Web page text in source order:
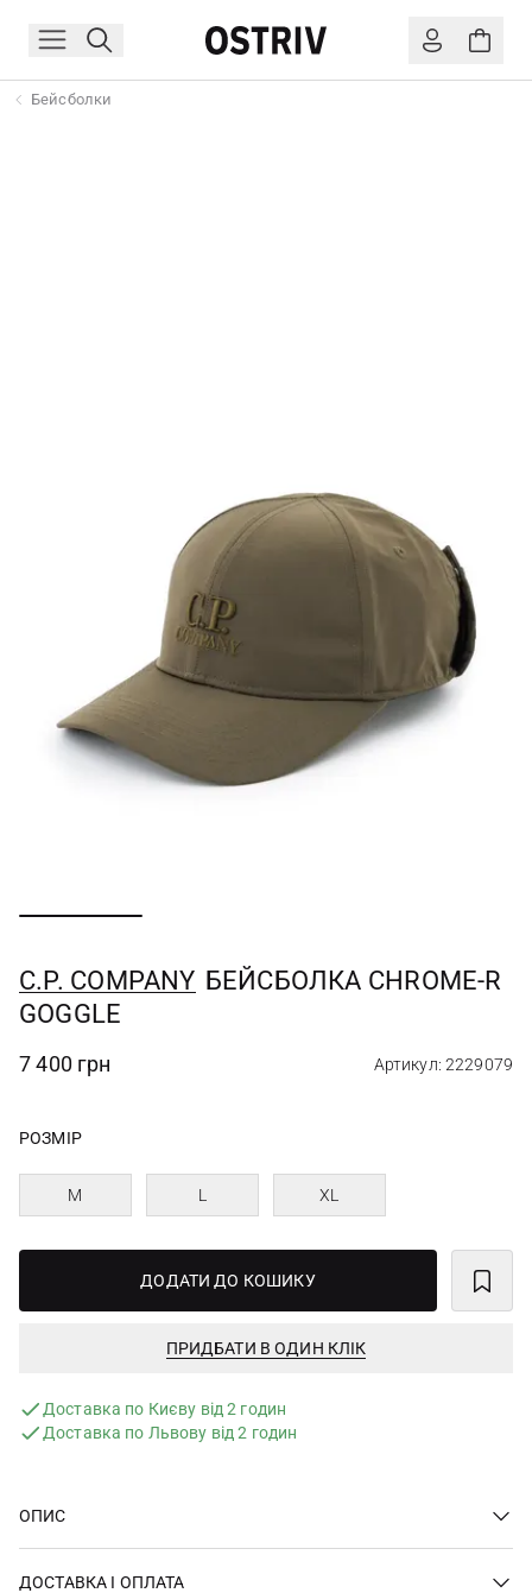
Бейсболки
C.P. COMPANY БЕЙСБОЛКА CHROME-R
GOGGLE
7 400 грн Артикул: 2229079
РОЗМІР
M L XL
ДОДАТИ ДО КОШИКУ
ПРИДБАТИ В ОДИН КЛІК
Доставка по Києву від 2 годин
Доставка по Львову від 2 годин
ОПИС
ДОСТАВКА І ОПЛАТА